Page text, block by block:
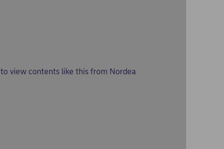
to view contents like this from Nordea